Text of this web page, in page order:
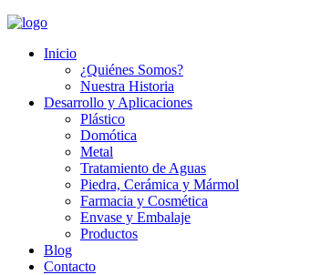
Inicio
¿Quiénes Somos?
Nuestra Historia
Desarrollo y Aplicaciones
Plástico
Domótica
Metal
Tratamiento de Aguas
Piedra, Cerámica y Mármol
Farmacia y Cosmética
Envase y Embalaje
Productos
Blog
Contacto